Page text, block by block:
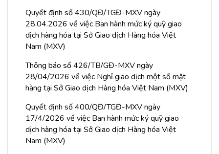
Quyết định số 430/QĐ/TGĐ-MXV ngày
28.04.2026 về việc Ban hành mức ký quỹ giao
dịch hàng hóa tại Sở Giao dịch Hàng hóa Việt
Nam (MXV)
Thông báo số 426/TB/GĐ-MXV ngày
28/04/2026 về việc Nghỉ giao dịch một số mặt
hàng tại Sở Giao dịch Hàng hóa Việt Nam (MXV)
Quyết định số 400/QĐ/TGĐ-MXV ngày
17/4/2026 về việc Ban hành mức ký quỹ giao
dịch hàng hóa tại Sở Giao dịch Hàng hóa Việt
Nam (MXV)